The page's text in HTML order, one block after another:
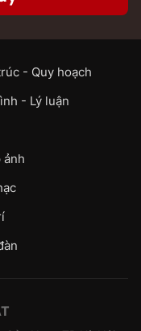
- Quy hoạch
- Lý luận
ảnh